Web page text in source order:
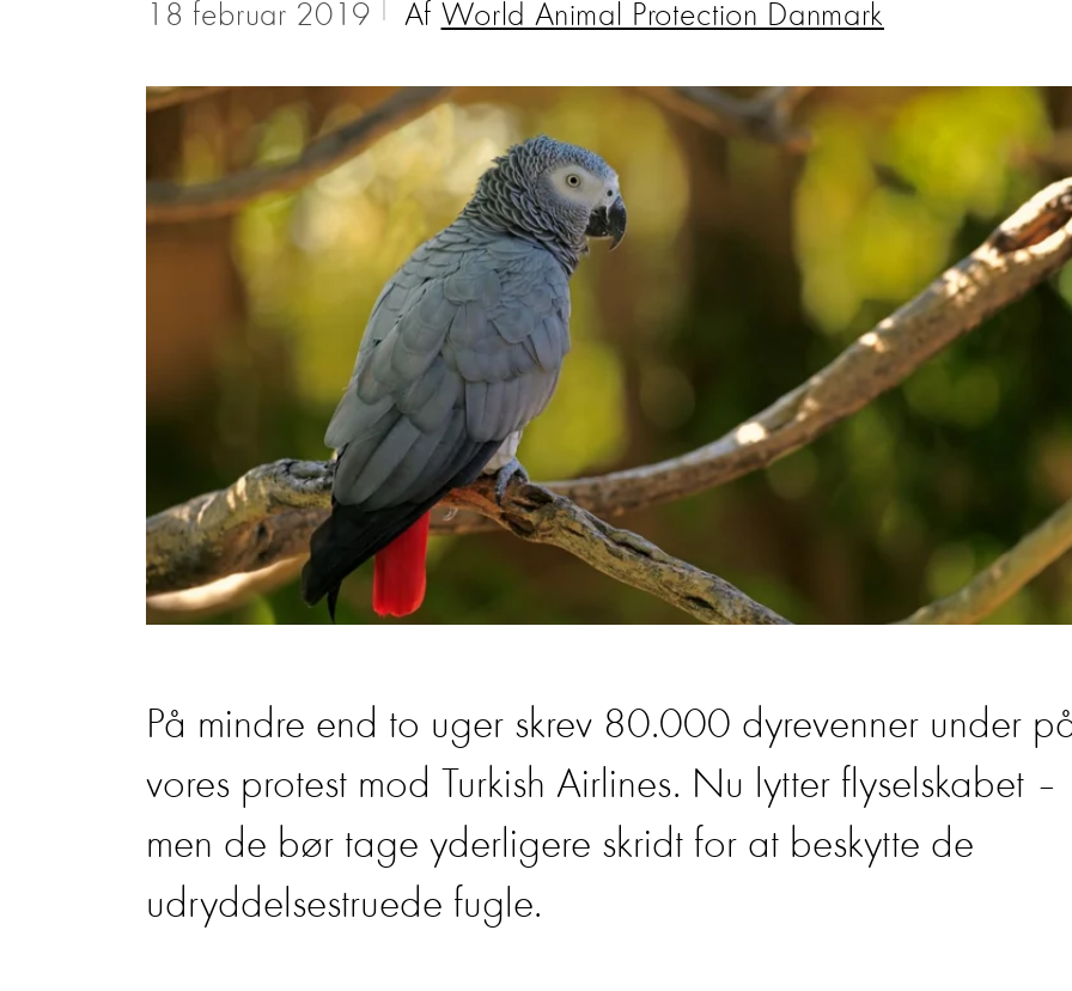
18 februar 2019 Af World Animal Protection Danmark
På mindre end to uger skrev 80.000 dyrevenner under
vores protest mod Turkish Airlines. Nu lytter flyselskabet –
men de bør tage yderligere skridt for at beskytte de
udryddelsestruede fugle.